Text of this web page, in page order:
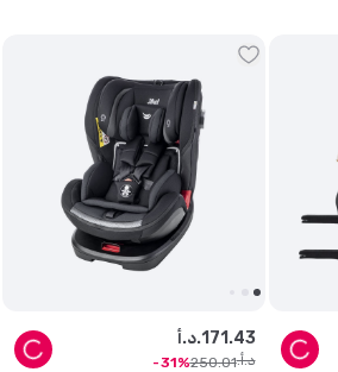
د.أ.171 .43
د.أ. 250.01
31